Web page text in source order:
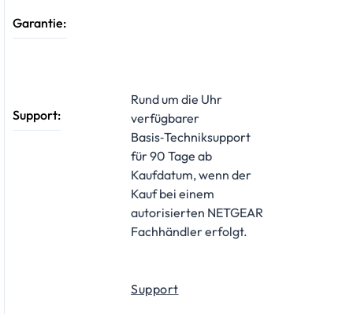
Garantie:
Support:
Rund um die Uhr
verfügbarer
Basis‑Techniksupport
für 90 Tage ab
Kaufdatum, wenn der
Kauf bei einem
autorisierten NETGEAR
Fachhändler erfolgt.
Support